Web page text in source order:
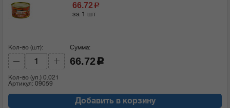
66.72 c
за 1 шт
Кол-во (шт):
Кол-во (уп.) 0.021
Артикул: 09059
Сумма:
66.72 c
Добавить в корзину